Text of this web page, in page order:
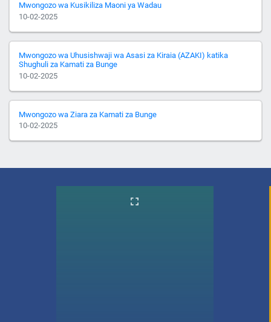
Mwongozo wa Kusikiliza Maoni ya Wadau
10-02-2025
Mwongozo wa Uhusishwaji wa Asasi za Kiraia (AZAKI) katika
Shughuli za Kamati za Bunge
10-02-2025
Mwongozo wa Ziara za Kamati za Bunge
10-02-2025